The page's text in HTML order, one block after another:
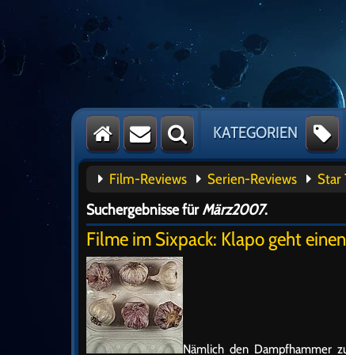
KATEGORIEN
Film-Reviews Serien-Reviews Star
Suchergebnisse fürMärz2007.
Filme im Sixpack: Klapo geht
Nämlich den Dampfhammer